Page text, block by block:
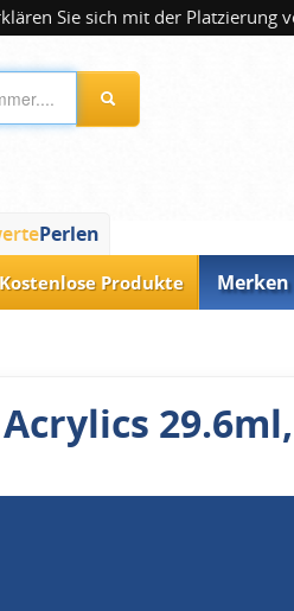
Sie sich mit der Platzierung
Perlen
Kostenlose Produkte Merken